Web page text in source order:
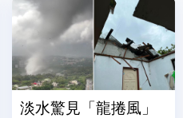
淡水驚見「龍捲風」